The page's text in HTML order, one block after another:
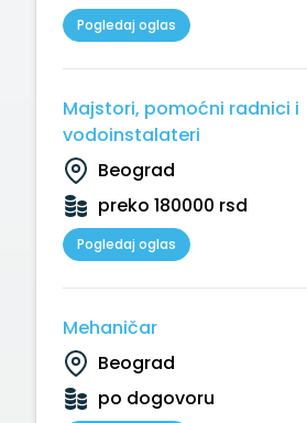
Pogledaj oglas
Majstori, pomoćni radnici i
vodoinstalateri
Beograd
preko 180000 rsd
Pogledaj oglas
Mehaničar
Beograd
po dogovoru